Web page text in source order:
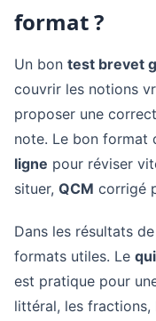
format ?
Un bon test brevet
couvrir les notions
proposer une
note. Le bon format
ligne pour réviser
situer, QCM corrigé
Dans les résultats
formats utiles. Le
est pratique pour
littéral, les